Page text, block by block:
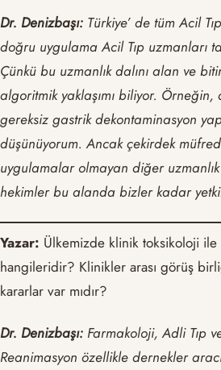
Dr. Denizbaşı: Türkiye’ de tüm Acil
doğru uygulama Acil Tıp uzmanları
Çünkü bu uzmanlık dalını alan ve
algoritmik yaklaşımı biliyor. Örneğin,
gereksiz gastrik dekontaminasyon
düşünüyorum. Ancak çekirdek
uygulamalar olmayan diğer
hekimler bu alanda bizler kadar
Yazar: Ülkemizde klinik toksikoloji
hangileridir? Klinikler arası görüş
kararlar var mıdır?
Dr. Denizbaşı: Farmakoloji, Adli Tıp
Reanimasyon özellikle dernekler